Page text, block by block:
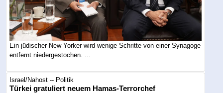
Ein jüdischer New Yorker wird wenige Schritte von einer Synagoge
entfernt niedergestochen. ...
Israel/Nahost -- Politik
Türkei gratuliert neuem Hamas-Terrorchef